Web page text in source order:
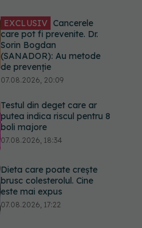
EXCLUSIV Cancerele
care pot fi prevenite. Dr.
Sorin Bogdan
(SANADOR): Au metode
de prevenție
07.08.2026, 20:09
Testul din deget care ar
putea indica riscul pentru 8
boli majore
07.08.2026, 18:34
Dieta care poate crește
brusc colesterolul. Cine
este mai expus
07.08.2026, 17:22